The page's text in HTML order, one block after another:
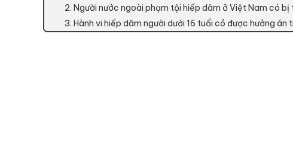
2. Người nước ngoài phạm tội hiếp dâm ở Việt Nam có bị
3. Hành vi hiếp dâm người dưới 16 tuổi có được hưởng án